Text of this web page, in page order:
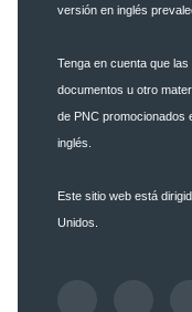
versión en inglés
Tenga en cuenta que las
documentos u otro
de PNC promocionados
inglés.
Este sitio web está
Unidos.